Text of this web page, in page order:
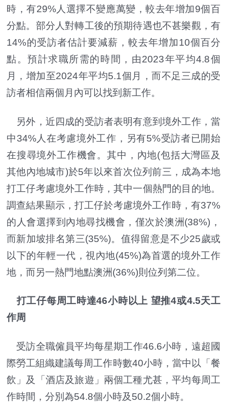
時，有29%人選擇不變應萬變，較去年增加9個百
分點。部分人對轉工後的預期待遇也不甚樂觀，有
14%的受訪者估計要減薪，較去年增加10個百分
點。預計求職所需的時間，由2023年平均4.8個
月，增加至2024年平均5.1個月，而不足三成的受
訪者相信兩個月內可以找到新工作。
另外，近四成的受訪者表明有意到境外工作，當
中34%人在考慮境外工作，另有5%受訪者已開始
在搜尋境外工作機會。其中，內地(包括大灣區及
其他內地城市)於5年以來首次位列前三，成為本地
打工仔考慮境外工作時，其中一個熱門的目的地。
調查結果顯示，打工仔於考慮境外工作時，有37%
的人會選擇到內地尋找機會，僅次於澳洲(38%)，
而新加坡排名第三(35%)。值得留意是不少25歲或
以下的年輕一代，視內地(45%)為首選的境外工作
地，而另一熱門地點澳洲(36%)則位列第二位。
打工仔每周工時達46小時以上 望推4或4.5天工
作周
受訪全職僱員平均每星期工作46.6小時，遠超國
際勞工組織建議每周工作時數40小時，當中以「餐
飲」及「酒店及旅遊」兩個工種尤甚，平均每周工
作時間，分別為54.8個小時及50.2個小時。